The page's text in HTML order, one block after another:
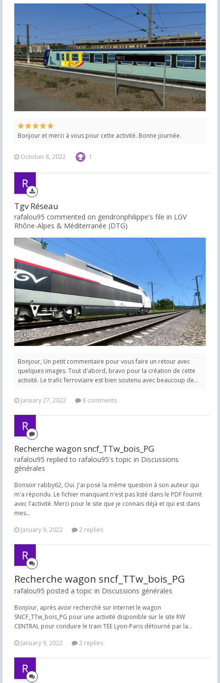
Bonjour et merci à vous pour cette activité. Bonne journée.
October 8, 2022 1
Tgv Réseau
rafalou95 commented on gendronphilippe's file in LGV
Rhône-Alpes & Méditerranée (DTG)
Bonjour, Un petit commentaire pour vous faire un retour avec
quelques images. Tout d'abord, bravo pour la création de cette
activité. Le trafic ferroviaire est bien soutenu avec beaucoup de...
January 27, 2022 8 comments
Recherche wagon sncf_TTw_bois_PG
rafalou95 replied to rafalou95's topic in Discussions
générales
Bonsoir rabby62, Oui. J'ai posé la même question à son auteur qui
m'a répondu. Le fichier manquant n'est pas listé dans le PDF fournit
avec l'activité. Merci pour le site que je connais déjà et qui est dans
mes...
January 9, 2022
2 replies
Recherche wagon sncf_TTw_bois_PG
rafalou95 posted a topic in Discussions générales
Bonjour, après avoir recherché sur internet le wagon
SNCF_TTw_bois_PG pour une activité disponible sur le site RW
CENTRAL pour conduire le train TEE Lyon-Paris détourné par la...
January 9, 2022
2 replies